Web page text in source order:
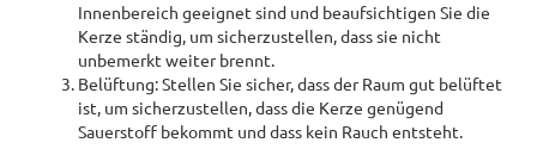
Innenbereich geeignet sind und beaufsichtigen Sie die
Kerze ständig, um sicherzustellen, dass sie nicht
unbemerkt weiter brennt.
Belüftung: Stellen Sie sicher, dass der Raum gut belüftet
ist, um sicherzustellen, dass die Kerze genügend
Sauerstoff bekommt und dass kein Rauch entsteht.